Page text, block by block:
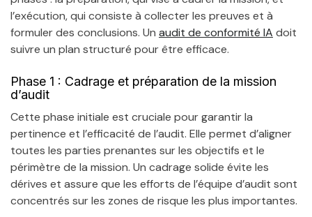
l’exécution, qui consiste à collecter les preuves et à
formuler des conclusions. Un audit de conformité IA doit
suivre un plan structuré pour être efficace.
Phase 1 : Cadrage et préparation de la mission
d’audit
Cette phase initiale est cruciale pour garantir la
pertinence et l’efficacité de l’audit. Elle permet d’aligner
toutes les parties prenantes sur les objectifs et le
périmètre de la mission. Un cadrage solide évite les
dérives et assure que les efforts de l’équipe d’audit sont
concentrés sur les zones de risque les plus importantes.